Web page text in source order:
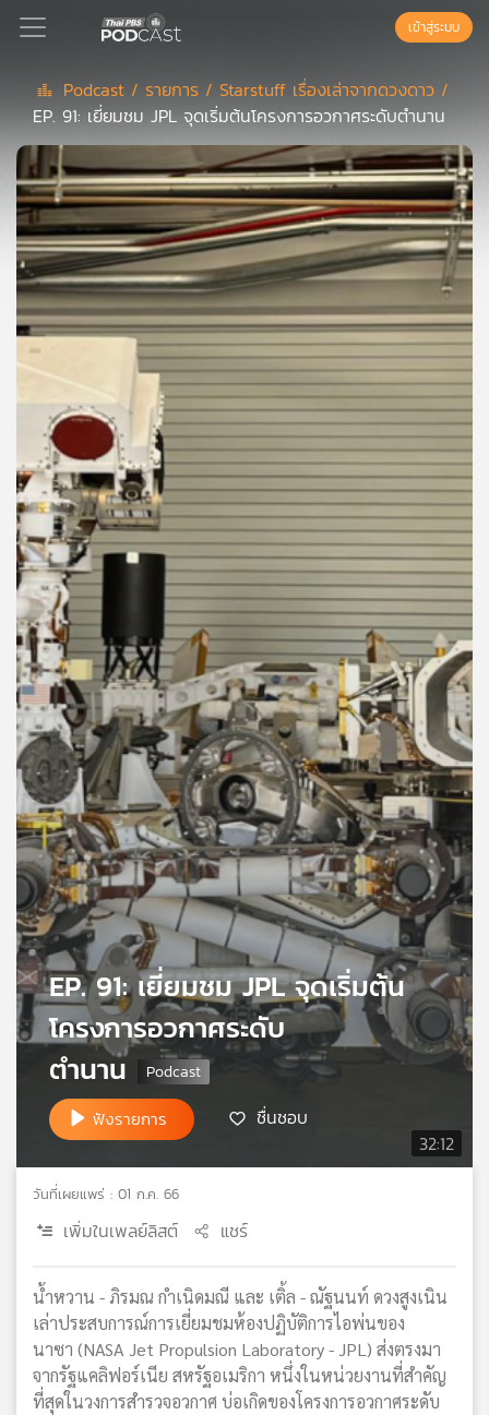
Podcast
เพล
ย์
ลิ
สต์
แนะนำ
เพล
ย์
ของ
คุณ
เพลง
บทความ
ข่าว
และ
กิจกรรม
เกี่ยว
กับ
เรา
เครือ
ข่าย
วิทยุ
แผนที่
เครือ
ข่าย
เข้าสู่ระบบ
Podcast / รายการ / Starstuff เรื่องเล่าจากดวงดาว /
EP. 91: เยี่ยมชม JPL จุดเริ่มต้นโครงการอวกาศระดับตำนาน
32:12
EP. 91: เยี่ยมชม JPL จุดเริ่มต้น
โครงการอวกาศระดับ
ตำนาน
ฟังรายการ ชื่นชอบ
วันที่เผยแพร่ : 01 ก.ค. 66
เพิ่มในเพลย์ลิสต์ แชร์
น้ำหวาน - ภิรมณ กำเนิดมณี และ เติ้ล - ณัฐนนท์ ดวงสูงเนิน
เล่าประสบการณ์การเยี่ยมชมห้องปฏิบัติการไอพ่นของ
นาซา (NASA Jet Propulsion Laboratory - JPL) ส่งตรงมา
จากรัฐแคลิฟอร์เนีย สหรัฐอเมริกา หนึ่งในหน่วยงานที่สำคัญ
ที่สุดในวงการสำรวจอวกาศ บ่อเกิดของโครงการอวกาศระดับ